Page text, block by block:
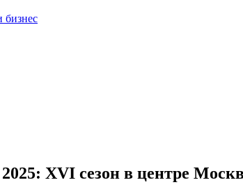
бизнес
XVI сезон в центре